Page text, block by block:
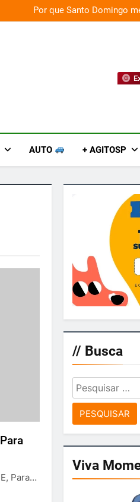
Por que Santo Domingo
AUTO + AGITOSP
Para…
// Busca
Pesquisar
por:
Viva